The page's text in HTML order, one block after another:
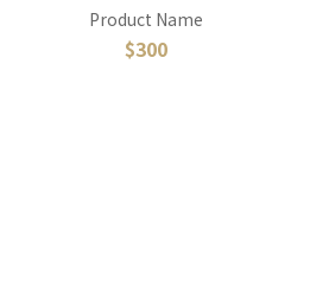
Product Name
$300